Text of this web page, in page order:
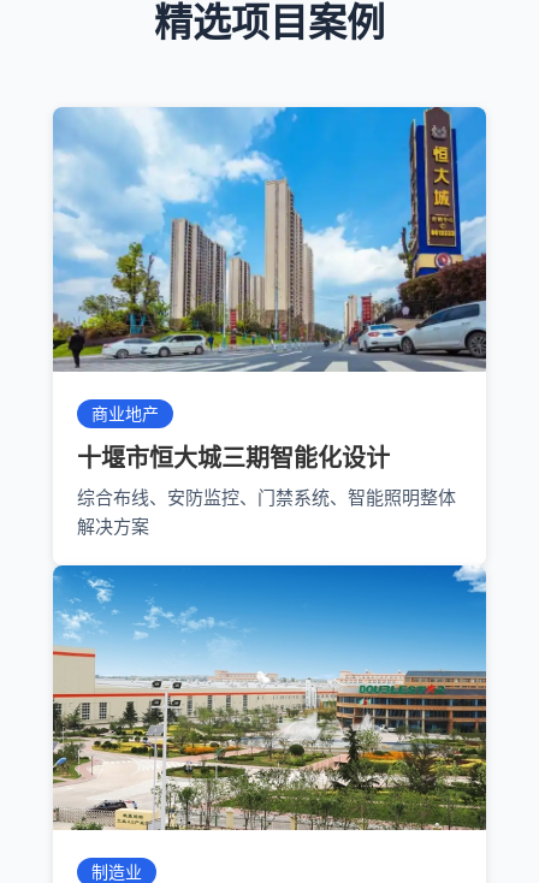
精选项目案例
商业地产
十堰市恒大城三期智能化设计
综合布线、安防监控、门禁系统、智能照明整体
解决方案
制造业